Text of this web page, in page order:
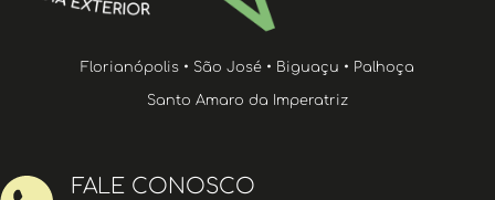
Florianópolis • São José • Biguaçu • Palhoça
Santo Amaro da Imperatriz
FALE CONOSCO